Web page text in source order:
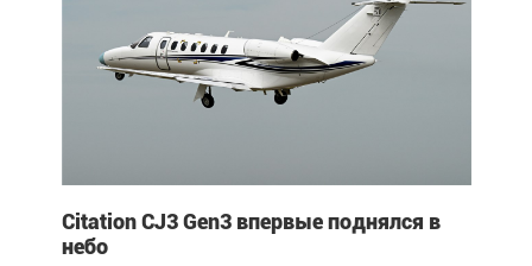
Citation CJ3 Gen3 впервые поднялся в
небо